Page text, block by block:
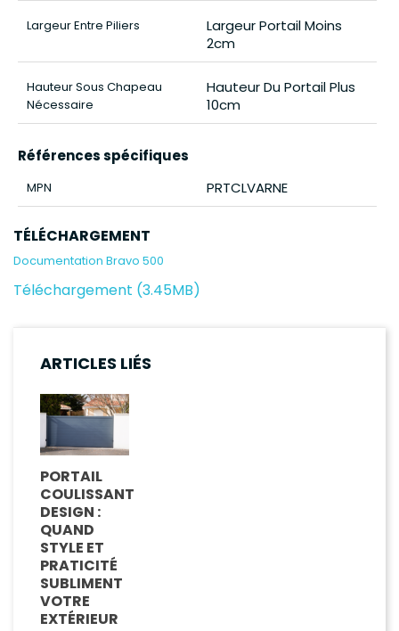
Largeur Entre Piliers
Largeur Portail Moins
2cm
Hauteur Sous Chapeau
Nécessaire
Hauteur Du Portail Plus
10cm
Références spécifiques
MPN PRTCLVARNE
TÉLÉCHARGEMENT
Documentation Bravo 500
Téléchargement (3.45MB)
ARTICLES LIÉS
PORTAIL
COULISSANT
DESIGN :
QUAND
STYLE ET
PRATICITÉ
SUBLIMENT
VOTRE
EXTÉRIEUR